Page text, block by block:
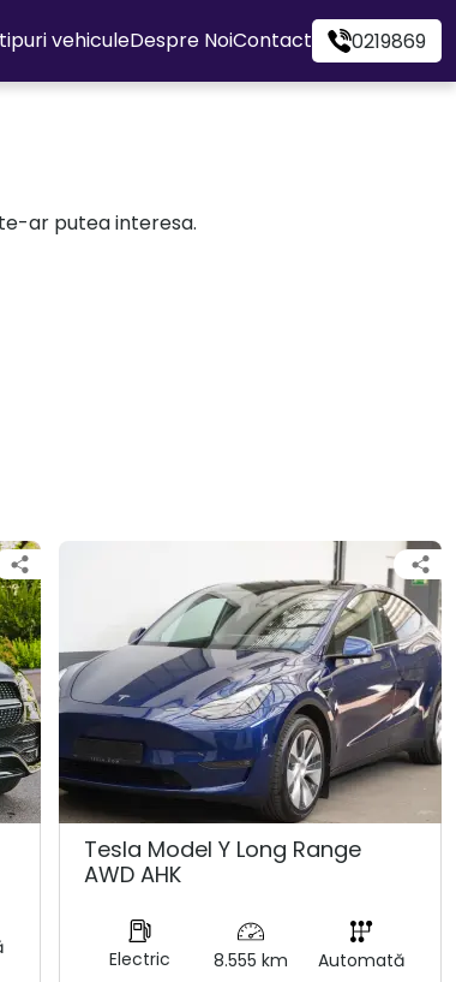
vehiculeDespre NoiContact 0219869
ar putea interesa.
Tesla Model Y Long Range
AWD AHK
Electric 8.555 km Automată